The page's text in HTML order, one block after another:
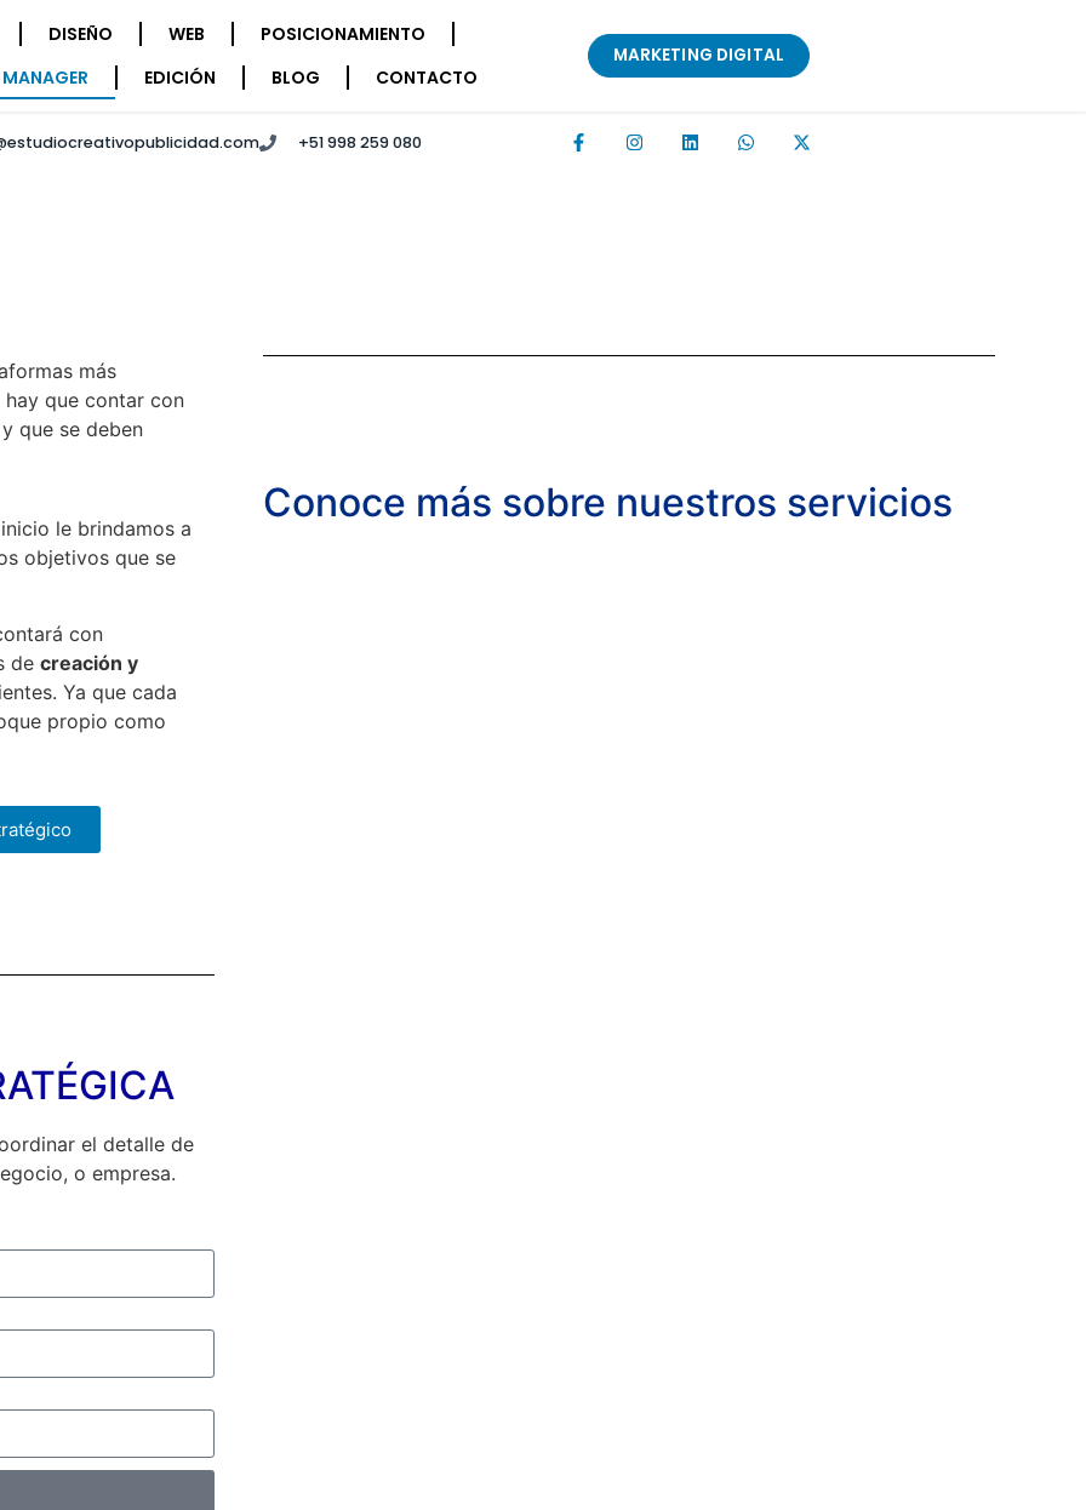
DISEÑO WEB
POSICIONAMIENTO
EDICIÓN BLOG CONTACTO
MARKETING DIGITAL
+51 998 259 080
más
que contar con
que se deben
inicio le brindamos a
objetivos que se
con
de creación y
Ya que cada
propio como
el detalle de
o empresa.
Conoce más sobre nuestros servicios